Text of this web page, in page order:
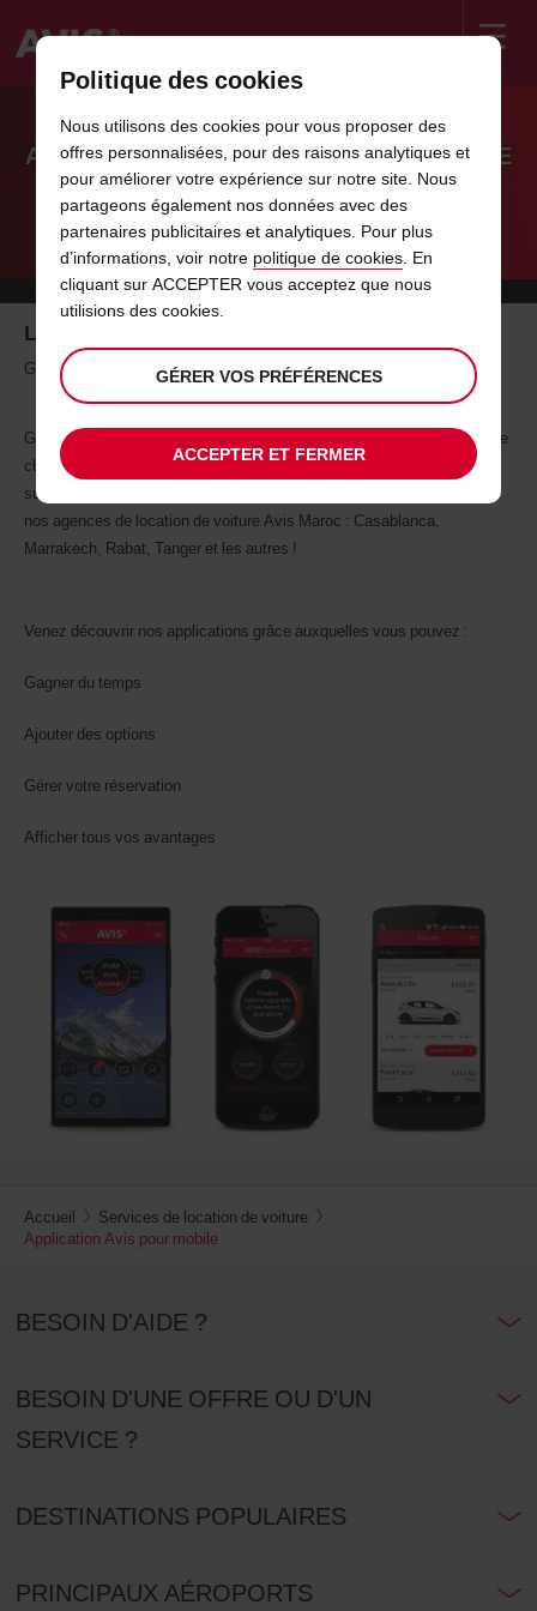
APPLICATION MOBILE AVIS LOCATION DE
VOITURE
Avis Maroc : expertise location voiture au Maroc
Louez une voiture au Maroc en un clic !
Gérez votre location de voiture partout sur mobile via l'application
Grâce à notre toute nouvelle application, il n'a jamais été aussi facile de
choisir et réserver votre voiture depuis votre mobile. Quelques clics
suffisent pour que la voiture de votre choix vous attende dans l'une de
nos agences de location de voiture Avis Maroc : Casablanca,
Marrakech, Rabat, Tanger et les autres !
Venez découvrir nos applications grâce auxquelles vous pouvez :
Gagner du temps
Ajouter des options
Gérer votre réservation
Afficher tous vos avantages
Accueil
Services de location de voiture
Application Avis pour mobile
BESOIN D'AIDE ?
BESOIN D'UNE OFFRE OU D'UN
SERVICE ?
DESTINATIONS POPULAIRES
PRINCIPAUX AÉROPORTS
Politique des cookies
Nous utilisons des cookies pour vous proposer des
offres personnalisées, pour des raisons analytiques et
pour améliorer votre expérience sur notre site. Nous
partageons également nos données avec des
partenaires publicitaires et analytiques. Pour plus
d’informations, voir notre politique de cookies. En
cliquant sur ACCEPTER vous acceptez que nous
utilisions des cookies.
GÉRER VOS PRÉFÉRENCES
ACCEPTER ET FERMER